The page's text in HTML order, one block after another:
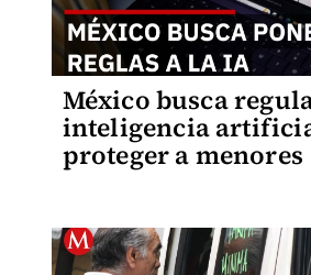
México busca
inteligencia
proteger a menores